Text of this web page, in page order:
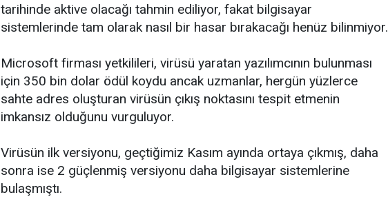
tarihinde aktive olacağı tahmin ediliyor, fakat bilgisayar
sistemlerinde tam olarak nasıl bir hasar bırakacağı henüz bilinmiyor.
Microsoft firması yetkilileri, virüsü yaratan yazılımcının bulunması
için 350 bin dolar ödül koydu ancak uzmanlar, hergün yüzlerce
sahte adres oluşturan virüsün çıkış noktasını tespit etmenin
imkansız olduğunu vurguluyor.
Virüsün ilk versiyonu, geçtiğimiz Kasım ayında ortaya çıkmış, daha
sonra ise 2 güçlenmiş versiyonu daha bilgisayar sistemlerine
bulaşmıştı.